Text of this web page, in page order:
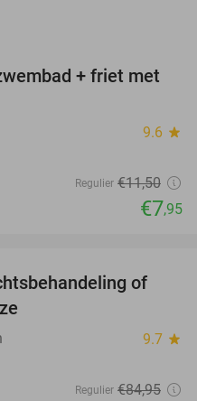
31%
+ friet met
9.6 star
Regulier €11,50
€7,95
54%
of
9.7 star
Regulier €84,95